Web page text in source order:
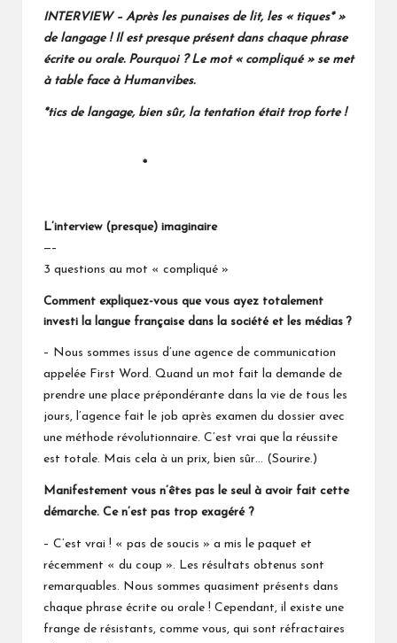
INTERVIEW – Après les punaises de lit, les « tiques* »
de langage ! Il est presque présent dans chaque phrase
écrite ou orale. Pourquoi ? Le mot « compliqué » se met
à table face à Humanvibes.
*tics de langage, bien sûr, la tentation était trop forte !
*
L’interview (presque) imaginaire
—–
3 questions au mot « compliqué »
Comment expliquez-vous que vous ayez totalement
investi la langue française dans la société et les médias ?
– Nous sommes issus d’une agence de communication
appelée First Word. Quand un mot fait la demande de
prendre une place prépondérante dans la vie de tous les
jours, l’agence fait le job après examen du dossier avec
une méthode révolutionnaire. C’est vrai que la réussite
est totale. Mais cela à un prix, bien sûr… (Sourire.)
Manifestement vous n’êtes pas le seul à avoir fait cette
démarche. Ce n’est pas trop exagéré ?
– C’est vrai ! « pas de soucis » a mis le paquet et
récemment « du coup ». Les résultats obtenus sont
remarquables. Nous sommes quasiment présents dans
chaque phrase écrite ou orale ! Cependant, il existe une
frange de résistants, comme vous, qui sont réfractaires